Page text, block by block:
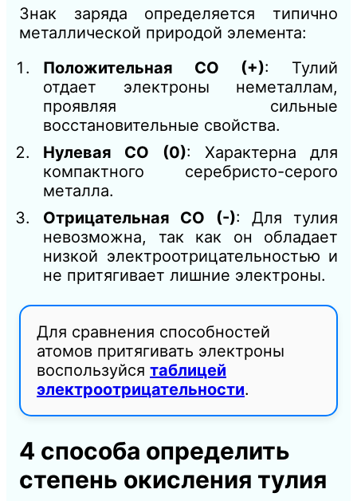
Знак заряда определяется типично
металлической природой элемента:
Положительная СО (+): Тулий
отдает электроны неметаллам,
проявляя сильные
восстановительные свойства.
Нулевая СО (0): Характерна для
компактного серебристо-серого
металла.
Отрицательная СО (-): Для тулия
невозможна, так как он обладает
низкой электроотрицательностью и
не притягивает лишние электроны.
Для сравнения способностей
атомов притягивать электроны
воспользуйся таблицей
электроотрицательности.
4 способа определить
степень окисления тулия